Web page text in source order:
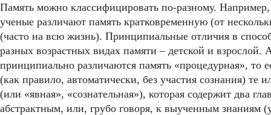
Память можно классифицировать по-разному.
ученые различают память кратковременную (от
(часто на всю жизнь). Принципиальные отличия в
разных возрастных видах памяти – детской и
принципиально различаются память «процедурная», то
(как правило, автоматически, без участия сознания) те
(или «явная», «сознательная»), которая содержит два
абстрактным, или, грубо говоря, к выученным знаниям